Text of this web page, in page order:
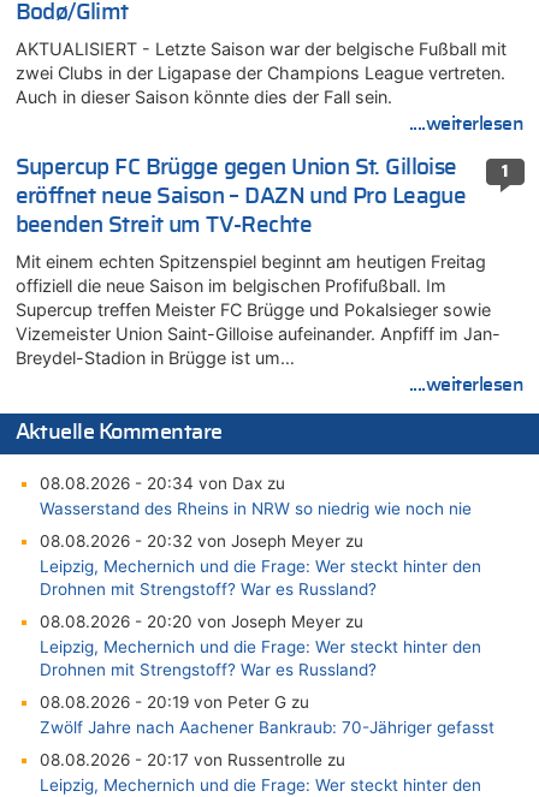
Bodø/Glimt
AKTUALISIERT - Letzte Saison war der belgische Fußball mit
zwei Clubs in der Ligapase der Champions League vertreten.
Auch in dieser Saison könnte dies der Fall sein.
....weiterlesen
1
Supercup FC Brügge gegen Union St. Gilloise
eröffnet neue Saison – DAZN und Pro League
beenden Streit um TV-Rechte
Mit einem echten Spitzenspiel beginnt am heutigen Freitag
offiziell die neue Saison im belgischen Profifußball. Im
Supercup treffen Meister FC Brügge und Pokalsieger sowie
Vizemeister Union Saint-Gilloise aufeinander. Anpfiff im Jan-
Breydel-Stadion in Brügge ist um…
....weiterlesen
Aktuelle Kommentare
08.08.2026 - 20:34 von Dax zu
Wasserstand des Rheins in NRW so niedrig wie noch nie
08.08.2026 - 20:32 von Joseph Meyer zu
Leipzig, Mechernich und die Frage: Wer steckt hinter den
Drohnen mit Strengstoff? War es Russland?
08.08.2026 - 20:20 von Joseph Meyer zu
Leipzig, Mechernich und die Frage: Wer steckt hinter den
Drohnen mit Strengstoff? War es Russland?
08.08.2026 - 20:19 von Peter G zu
Zwölf Jahre nach Aachener Bankraub: 70-Jähriger gefasst
08.08.2026 - 20:17 von Russentrolle zu
Leipzig, Mechernich und die Frage: Wer steckt hinter den